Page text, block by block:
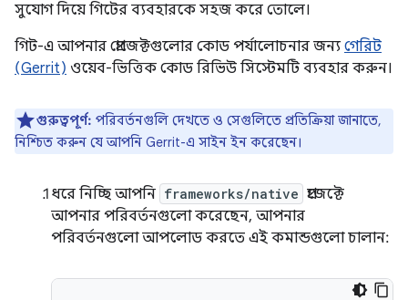
সুযোগ দিয়ে গিটের ব্যবহারকে সহজ করে তোলে।
গিট-এ আপনার প্রোজেক্টগুলোর কোড পর্যালোচনার জন্য গেরিট
(Gerrit) ওয়েব-ভিত্তিক কোড রিভিউ সিস্টেমটি ব্যবহার করুন।
গুরুত্বপূর্ণ: পরিবর্তনগুলি দেখতে ও সেগুলিতে প্রতিক্রিয়া জানাতে,
নিশ্চিত করুন যে আপনি Gerrit-এ সাইন ইন করেছেন।
ধরে নিচ্ছি আপনি frameworks/native প্রজেক্টে
আপনার পরিবর্তনগুলো করেছেন, আপনার
পরিবর্তনগুলো আপলোড করতে এই কমান্ডগুলো চালান: